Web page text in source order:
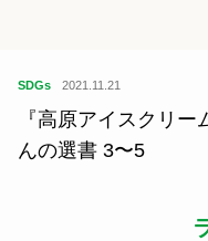
SDGs 2021.11.21
『高原アイスクリ
んの選書 3〜5